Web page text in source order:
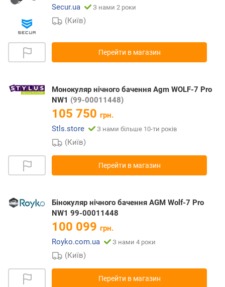
Secur.ua
З нами 2 роки
(Київ)
Перейти в магазин
Монокуляр нічного бачення Agm WOLF-7 Pro
NW1 (99-00011448)
105 750 грн.
Stls.store
З нами більше 10-ти років
(Київ)
Перейти в магазин
Бінокуляр нічного бачення AGM Wolf-7 Pro
NW1 99-00011448
100 099 грн.
Royko.com.ua
З нами 4 роки
(Київ)
Перейти в магазин